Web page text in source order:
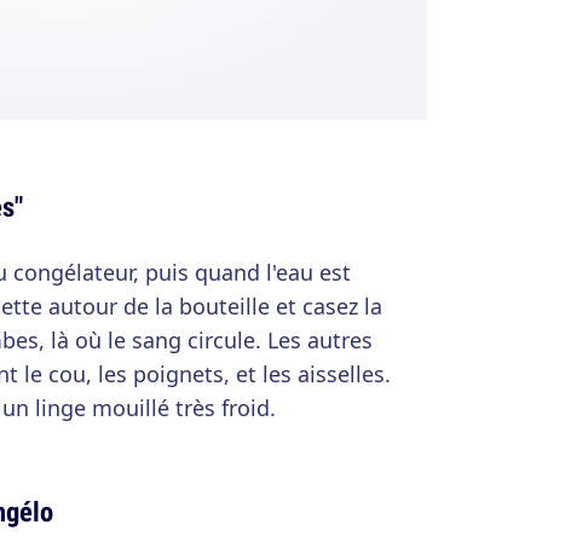
puis quand l'eau est
autour de la bouteille et casez la
là où le sang circule. Les autres
le cou, les poignets, et les aisselles.
linge mouillé très froid.